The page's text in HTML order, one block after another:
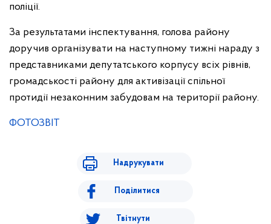
поліції.
За результатами інспектування, голова району
доручив організувати на наступному тижні нараду з
представниками депутатського корпусу всіх рівнів,
громадськості району для активізації спільної
протидії незаконним забудовам на території району.
ФОТОЗВІТ
Надрукувати
Поділитися
Твітнути